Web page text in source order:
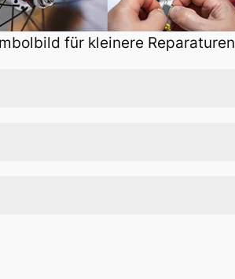
für kleinere Reparaturen